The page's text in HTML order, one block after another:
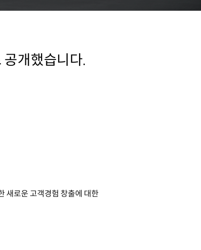
개했습니다.
새로운 고객경험 창출에 대한